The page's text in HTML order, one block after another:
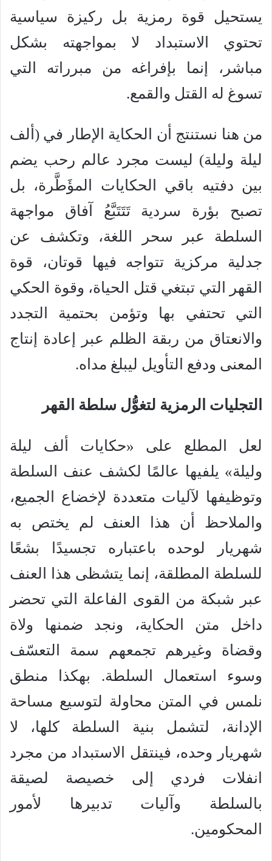
يستحيل قوة رمزية بل ركيزة سياسية
تحتوي الاستبداد لا بمواجهته بشكل
مباشر، إنما بإفراغه من مبرراته التي
تسوغ له القتل والقمع.
من هنا نستنتج أن الحكاية الإطار في (ألف
ليلة وليلة) ليست مجرد عالم رحب يضم
بين دفتيه باقي الحكايات المؤَطَّرة، بل
تصبح بؤرة سردية تَتَتَبَّعُ آفاق مواجهة
السلطة عبر سحر اللغة، وتكشف عن
جدلية مركزية تتواجه فيها قوتان، قوة
القهر التي تبتغي قتل الحياة، وقوة الحكي
التي تحتفي بها وتؤمن بحتمية التجدد
والانعتاق من ربقة الظلم عبر إعادة إنتاج
المعنى ودفع التأويل ليبلغ مداه.
التجليات الرمزية لتغوُّل سلطة القهر
لعل المطلع على «حكايات ألف ليلة
وليلة» يلفيها عالمًا لكشف عنف السلطة
وتوظيفها لآليات متعددة لإخضاع الجميع،
والملاحظ أن هذا العنف لم يختص به
شهريار لوحده باعتباره تجسيدًا بشعًا
للسلطة المطلقة، إنما يتشظى هذا العنف
عبر شبكة من القوى الفاعلة التي تحضر
داخل متن الحكاية، ونجد ضمنها ولاة
وقضاة وغيرهم تجمعهم سمة التعسّف
وسوء استعمال السلطة. بهكذا منطق
نلمس في المتن محاولة لتوسيع مساحة
الإدانة، لتشمل بنية السلطة كلها، لا
شهريار وحده، فينتقل الاستبداد من مجرد
انفلات فردي إلى خصيصة لصيقة
بالسلطة وآليات تدبيرها لأمور
المحكومين.